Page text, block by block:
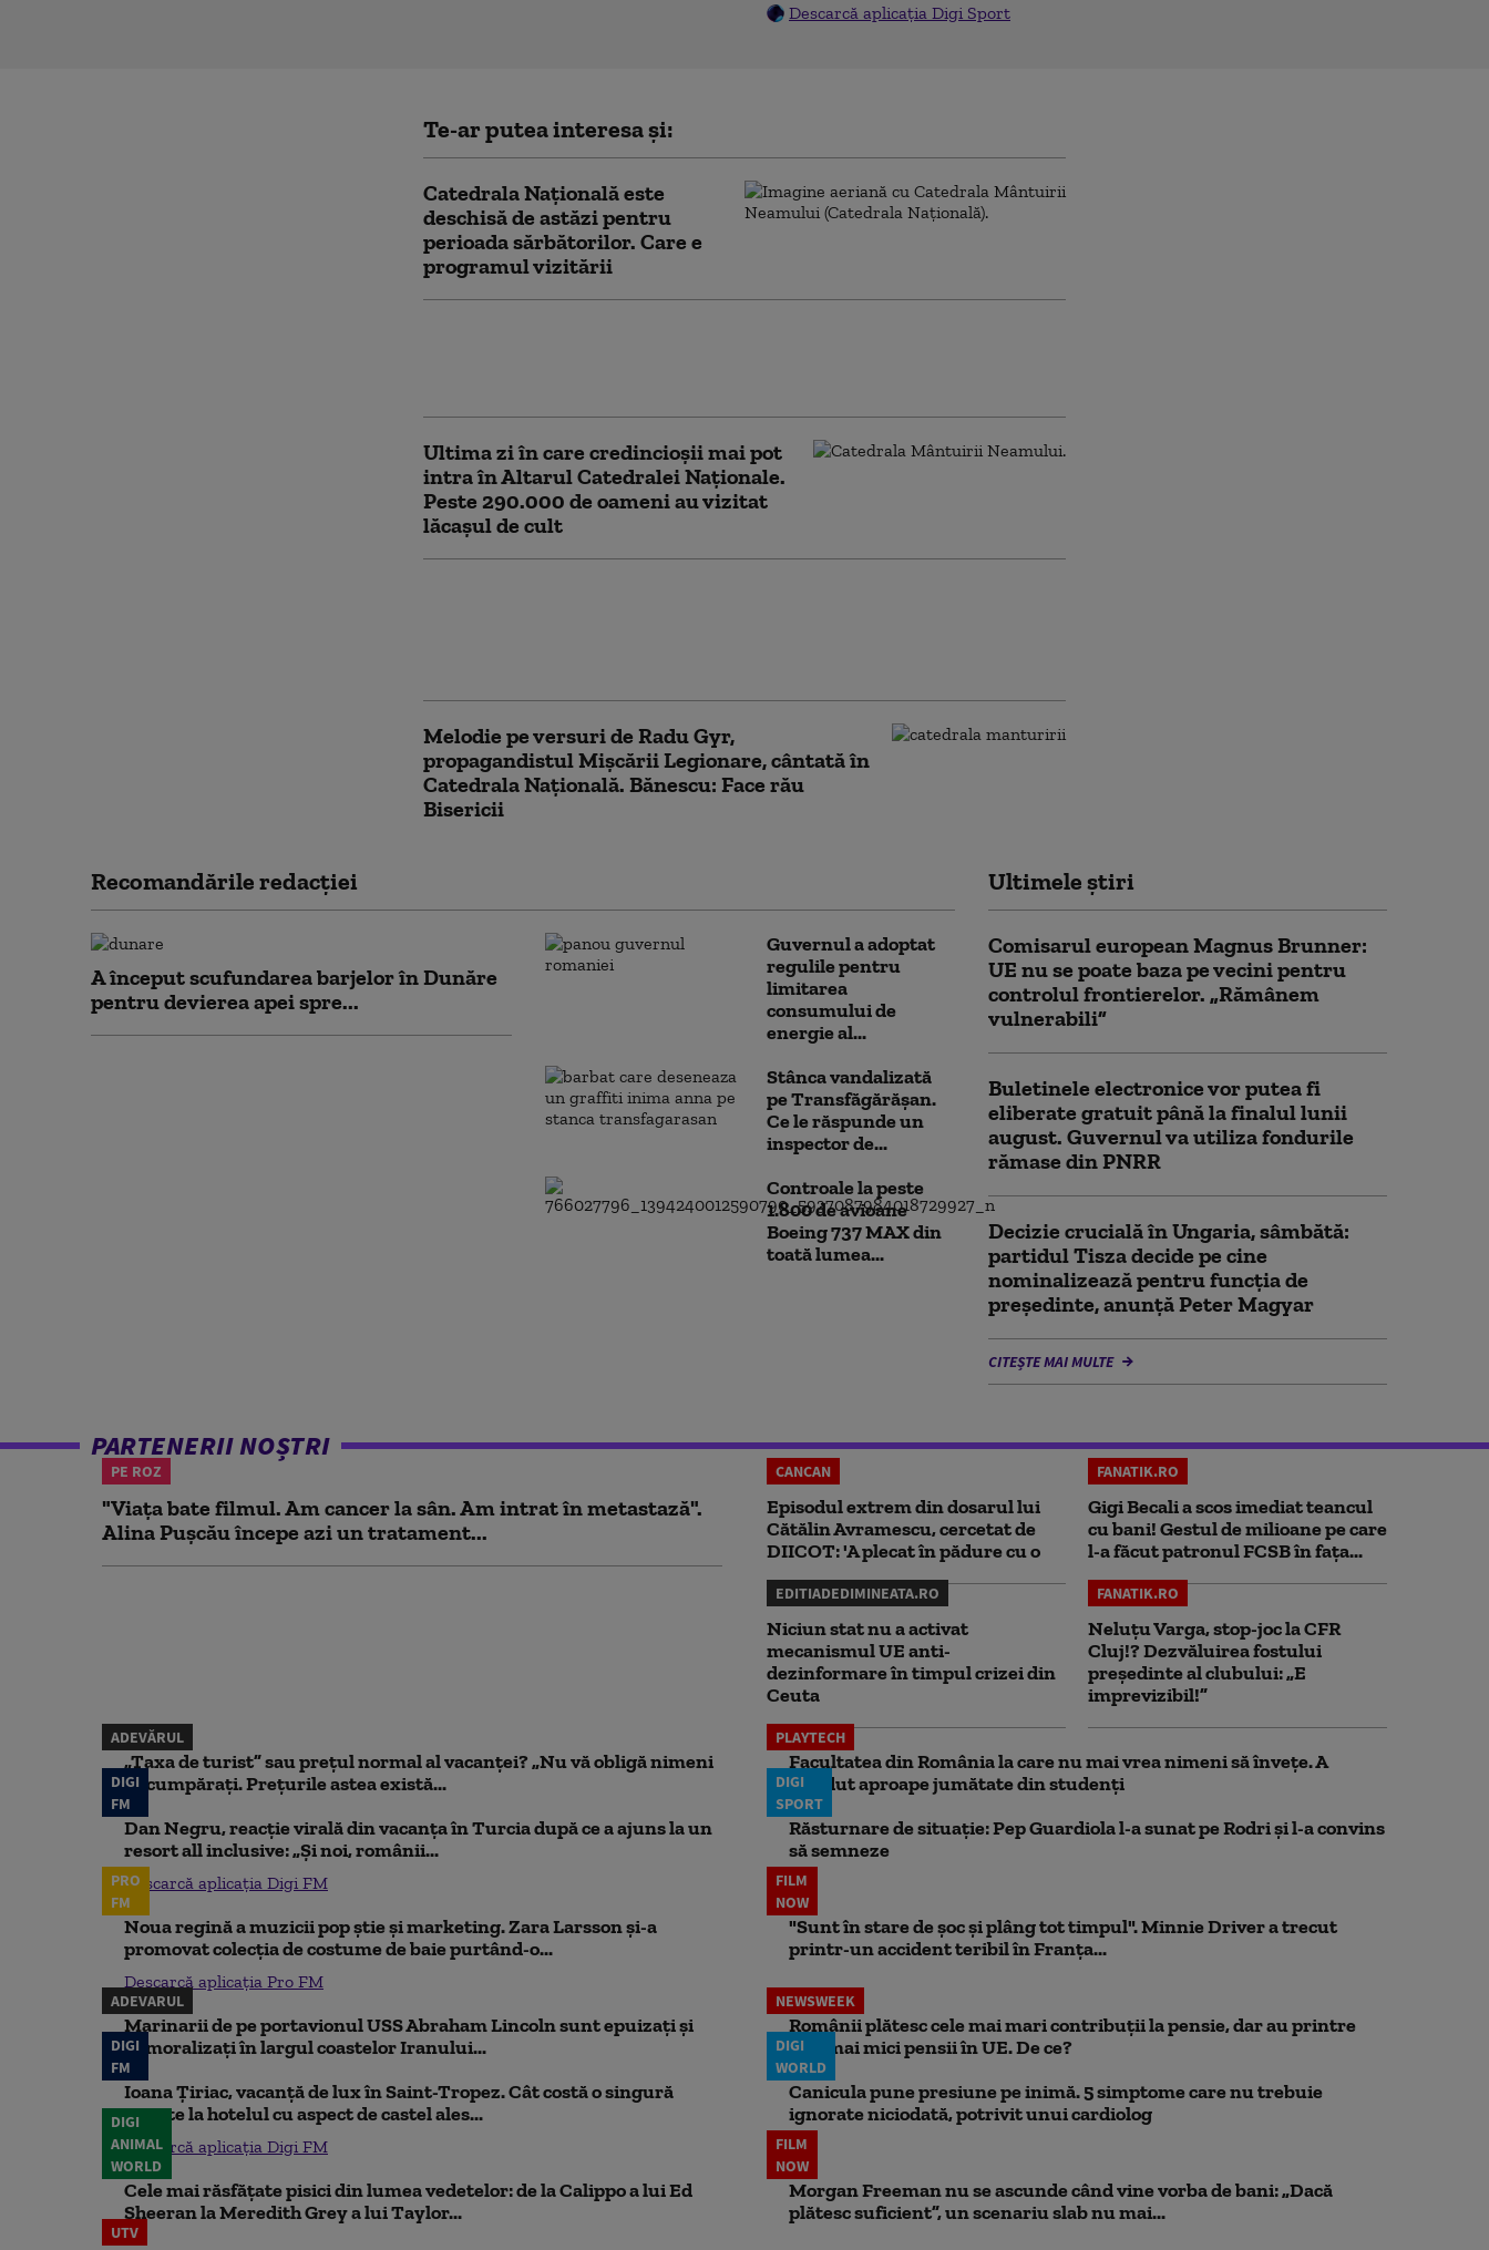
Descarcă aplicația Digi Sport
Te-ar putea interesa și:
Catedrala Națională este
deschisă de astăzi pentru
perioada sărbătorilor. Care e
programul vizitării
Ultima zi în care credincioșii mai pot
intra în Altarul Catedralei Naționale.
Peste 290.000 de oameni au vizitat
lăcașul de cult
Melodie pe versuri de Radu Gyr,
propagandistul Mişcării Legionare, cântată în
Catedrala Naţională. Bănescu: Face rău
Bisericii
Recomandările redacţiei
A început scufundarea barjelor în Dunăre
pentru devierea apei spre...
Guvernul a adoptat
regulile pentru
limitarea
consumului de
energie al...
Stânca vandalizată
pe Transfăgărășan.
Ce le răspunde un
inspector de...
Controale la peste
1.800 de avioane
Boeing 737 MAX din
toată lumea...
Ultimele știri
Comisarul european Magnus Brunner:
UE nu se poate baza pe vecini pentru
controlul frontierelor. „Rămânem
vulnerabili”
Buletinele electronice vor putea fi
eliberate gratuit până la finalul lunii
august. Guvernul va utiliza fondurile
rămase din PNRR
Decizie crucială în Ungaria, sâmbătă:
partidul Tisza decide pe cine
nominalizează pentru funcția de
președinte, anunță Peter Magyar
CITEȘTE MAI MULTE
PARTENERII NOȘTRI
PE ROZ
"Viața bate filmul. Am cancer la sân. Am intrat în metastază".
Alina Pușcău începe azi un tratament...
CANCAN
Episodul extrem din dosarul lui
Cătălin Avramescu, cercetat de
DIICOT: 'A plecat în pădure cu o
FANATIK.RO
Gigi Becali a scos imediat teancul
cu bani! Gestul de milioane pe care
l-a făcut patronul FCSB în fața...
EDITIADEDIMINEATA.RO
Niciun stat nu a activat
mecanismul UE anti-
dezinformare în timpul crizei din
Ceuta
FANATIK.RO
Neluțu Varga, stop-joc la CFR
Cluj!? Dezvăluirea fostului
președinte al clubului: „E
imprevizibil!”
ADEVĂRUL
„Taxa de turist” sau prețul normal al vacanței? „Nu vă obligă nimeni
să cumpărați. Prețurile astea există...
PLAYTECH
Facultatea din România la care nu mai vrea nimeni să înveţe. A
pierdut aproape jumătate din studenţi
DIGI
FM
Dan Negru, reacție virală din vacanța în Turcia după ce a ajuns la un
resort all inclusive: „Și noi, românii...
Descarcă aplicația Digi FM
DIGI
SPORT
Răsturnare de situație: Pep Guardiola l-a sunat pe Rodri și l-a convins
să semneze
PRO
FM
Noua regină a muzicii pop știe și marketing. Zara Larsson și-a
promovat colecția de costume de baie purtând-o...
Descarcă aplicația Pro FM
FILM
NOW
"Sunt în stare de șoc și plâng tot timpul". Minnie Driver a trecut
printr-un accident teribil în Franța...
ADEVARUL
Marinarii de pe portavionul USS Abraham Lincoln sunt epuizați și
demoralizați în largul coastelor Iranului...
NEWSWEEK
Românii plătesc cele mai mari contribuții la pensie, dar au printre
cele mai mici pensii în UE. De ce?
DIGI
FM
Ioana Țiriac, vacanță de lux în Saint-Tropez. Cât costă o singură
noapte la hotelul cu aspect de castel ales...
Descarcă aplicația Digi FM
DIGI
WORLD
Canicula pune presiune pe inimă. 5 simptome care nu trebuie
ignorate niciodată, potrivit unui cardiolog
DIGI
ANIMAL
WORLD
Cele mai răsfățate pisici din lumea vedetelor: de la Calippo a lui Ed
Sheeran la Meredith Grey a lui Taylor...
FILM
NOW
Morgan Freeman nu se ascunde când vine vorba de bani: „Dacă
plătesc suficient”, un scenariu slab nu mai...
UTV